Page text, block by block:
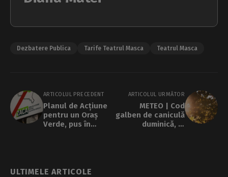
Dezbatere Publica Tarife Teatrul Masca Teatrul Masca
ARTICOLUL PRECEDENT
Planul de Acțiune
pentru un Oraș
Verde, pus în
ARTICOLUL URMĂTOR
METEO | Cod
galben de caniculă
duminică, în
ULTIMELE ARTICOLE